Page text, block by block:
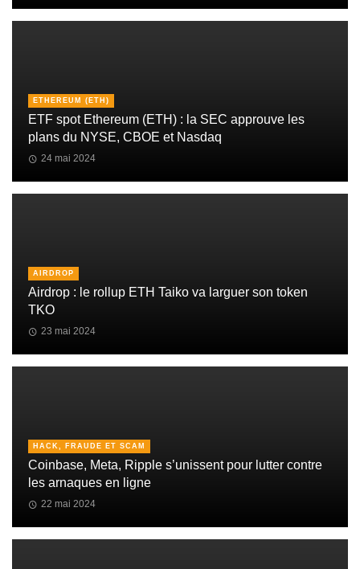
ETHEREUM (ETH)
ETF spot Ethereum (ETH) : la SEC approuve les
plans du NYSE, CBOE et Nasdaq
24 mai 2024
AIRDROP
Airdrop : le rollup ETH Taiko va larguer son token
TKO
23 mai 2024
HACK, FRAUDE ET SCAM
Coinbase, Meta, Ripple s’unissent pour lutter contre
les arnaques en ligne
22 mai 2024